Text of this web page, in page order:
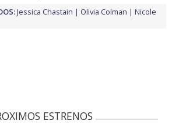
Jessica Chastain Olivia Colman
Nicole
ESTRENOS